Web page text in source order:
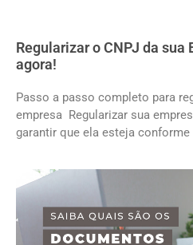
Regularizar o CNPJ da sua
agora!
Passo a passo completo para
empresa Regularizar sua
garantir que ela esteja